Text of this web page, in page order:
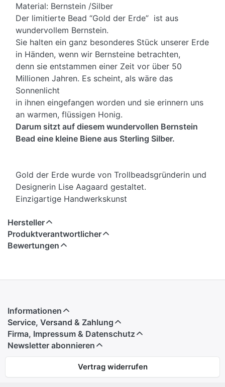
Material: Bernstein /Silber
Der limitierte Bead “Gold der Erde” ist aus
wundervollem Bernstein.
Sie halten ein ganz besonderes Stück unserer Erde
in Händen, wenn wir Bernsteine betrachten,
denn sie entstammen einer Zeit vor über 50
Millionen Jahren. Es scheint, als wäre das
Sonnenlicht
in ihnen eingefangen worden und sie erinnern uns
an warmen, flüssigen Honig.
Darum sitzt auf diesem wundervollen Bernstein
Bead eine kleine Biene aus Sterling Silber.
Gold der Erde wurde von Trollbeadsgründerin und
Designerin Lise Aagaard gestaltet.
Einzigartige Handwerkskunst
Hersteller
Produktverantwortlicher
Bewertungen
Informationen
Service, Versand & Zahlung
Firma, Impressum & Datenschutz
Newsletter abonnieren
Vertrag widerrufen